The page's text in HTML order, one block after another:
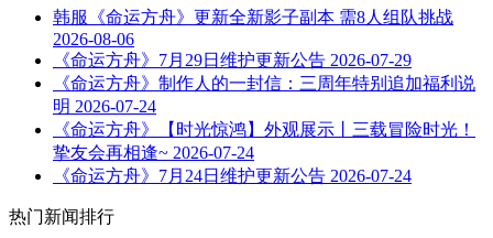
韩服《命运方舟》更新全新影子副本 需8人组队挑战
2026-08-06
《命运方舟》7月29日维护更新公告 2026-07-29
《命运方舟》制作人的一封信：三周年特别追加福利说
明 2026-07-24
《命运方舟》【时光惊鸿】外观展示丨三载冒险时光！
挚友会再相逢~ 2026-07-24
《命运方舟》7月24日维护更新公告 2026-07-24
热门新闻排行